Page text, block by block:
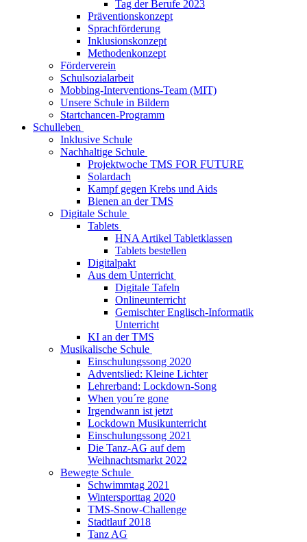
Tag der Berufe 2023
Präventionskonzept
Sprachförderung
Inklusionskonzept
Methodenkonzept
Förderverein
Schulsozialarbeit
Mobbing-Interventions-Team (MIT)
Unsere Schule in Bildern
Startchancen-Programm
Schulleben
Inklusive Schule
Nachhaltige Schule
Projektwoche TMS FOR FUTURE
Solardach
Kampf gegen Krebs und Aids
Bienen an der TMS
Digitale Schule
Tablets
HNA Artikel Tabletklassen
Tablets bestellen
Digitalpakt
Aus dem Unterricht
Digitale Tafeln
Onlineunterricht
Gemischter Englisch-Informatik
Unterricht
KI an der TMS
Musikalische Schule
Einschulungssong 2020
Adventslied: Kleine Lichter
Lehrerband: Lockdown-Song
When you´re gone
Irgendwann ist jetzt
Lockdown Musikunterricht
Einschulungssong 2021
Die Tanz-AG auf dem
Weihnachtsmarkt 2022
Bewegte Schule
Schwimmtag 2021
Wintersporttag 2020
TMS-Snow-Challenge
Stadtlauf 2018
Tanz AG